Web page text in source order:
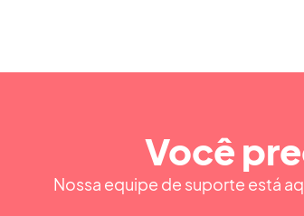
Você
Nossa equipe de suporte está